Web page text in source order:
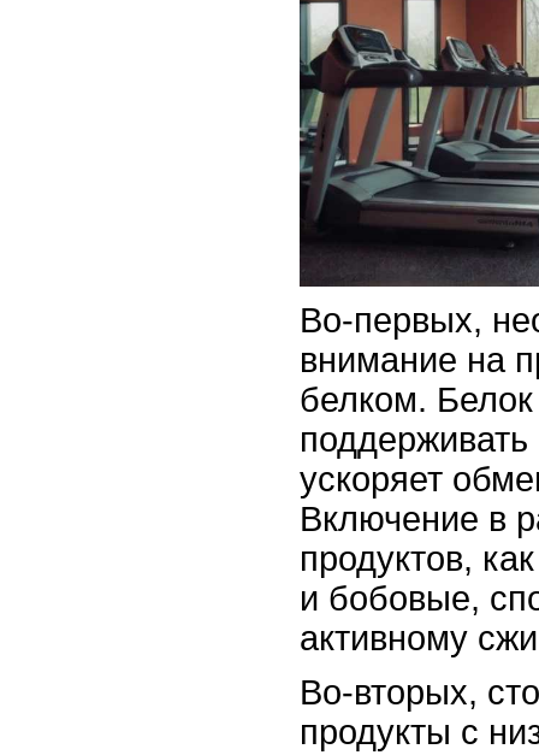
Во-первых,
внимание на
белком. Белок
ускоряет
Включение в
продуктов,
и бобовые,
активному
Во-вторых,
продукты с